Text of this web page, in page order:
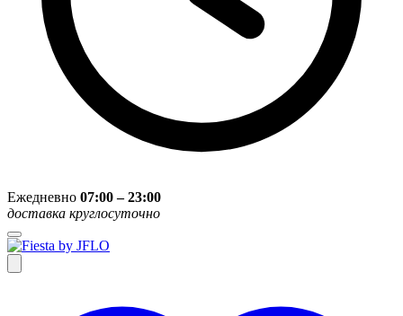
Ежедневно 07:00 – 23:00
доставка круглосуточно